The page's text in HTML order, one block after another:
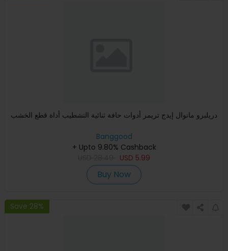
دريلبرو مانوال إيدج تريمر أدوات حافة ثنائية التشطيب أداة قطع الخشب
Banggood
+ Upto 9.80% Cashback
USD 5.99
Buy Now
Save 28%